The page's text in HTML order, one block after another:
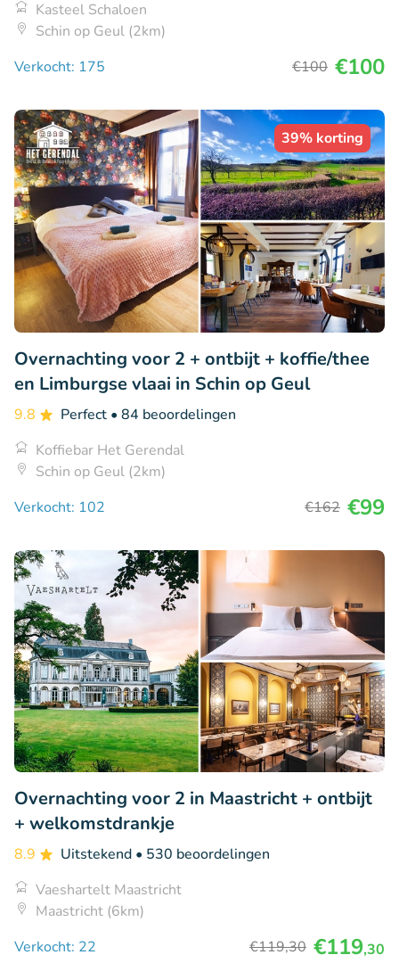
Kasteel Schaloen
Schin op Geul (2km)
Verkocht: 175
€100 €100
39% korting
Overnachting voor 2 + ontbijt + koffie/thee
en Limburgse vlaai in Schin op Geul
9.8 Perfect • 84 beoordelingen
Koffiebar Het Gerendal
Schin op Geul (2km)
Verkocht: 102
€162 €99
Overnachting voor 2 in Maastricht + ontbijt
+ welkomstdrankje
8.9 Uitstekend • 530 beoordelingen
Vaeshartelt Maastricht
Maastricht (6km)
Verkocht: 22
€119,30 €119,30